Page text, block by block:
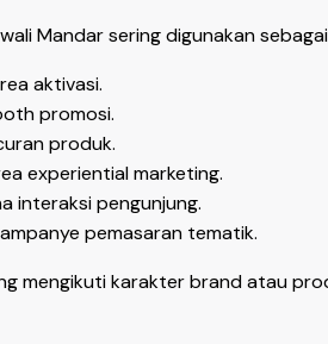
Mandar sering digunakan
aktivasi.
promosi.
produk.
experiential marketing.
interaksi pengunjung.
pemasaran tematik.
mengikuti karakter brand atau